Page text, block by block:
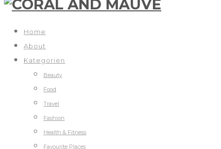
Home
About
Kategorien
Beauty
Food
Travel
Fashion
Health & Fitness
Favourite Places